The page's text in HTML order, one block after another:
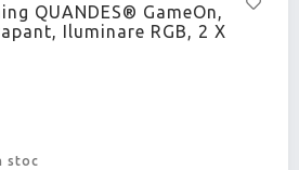
QUANDES® GameOn,
Iluminare RGB, 2 X
stoc